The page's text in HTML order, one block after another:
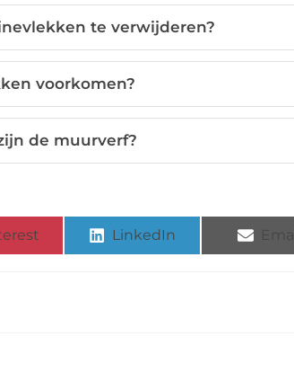
te verwijderen?
voorkomen?
de muurverf?
LinkedIn